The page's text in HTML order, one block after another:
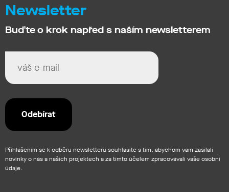
Newsletter
Buďte o krok napřed s naším newsletterem
Přihlášením se k odběru newsletteru souhlasíte s tím, abychom vám zasílali
novinky o nás a našich projektech a za tímto účelem zpracovávali vaše osobní
údaje.